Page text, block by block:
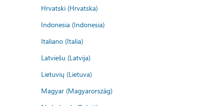
Hrvatski (Hrvatska)
Indonesia (Indonesia)
Italiano (Italia)
Latviešu (Latvija)
Lietuvių (Lietuva)
Magyar (Magyarország)